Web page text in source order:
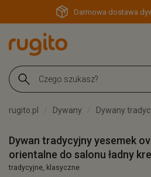
Darmowa dostawa
rugito.pl Dywany Dywany
Dywan tradycyjny yesemek
orientalne do salonu ładny
tradycyjne, klasyczne